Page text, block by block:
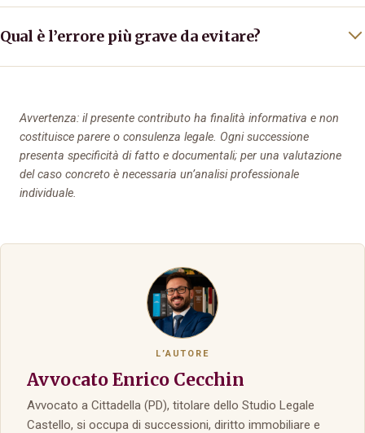
Qual è l’errore più grave da evitare?
Avvertenza: il presente contributo ha finalità informativa e non
costituisce parere o consulenza legale. Ogni successione
presenta specificità di fatto e documentali; per una valutazione
del caso concreto è necessaria un’analisi professionale
individuale.
L’AUTORE
Avvocato Enrico Cecchin
Avvocato a Cittadella (PD), titolare dello Studio Legale
Castello, si occupa di successioni, diritto immobiliare e